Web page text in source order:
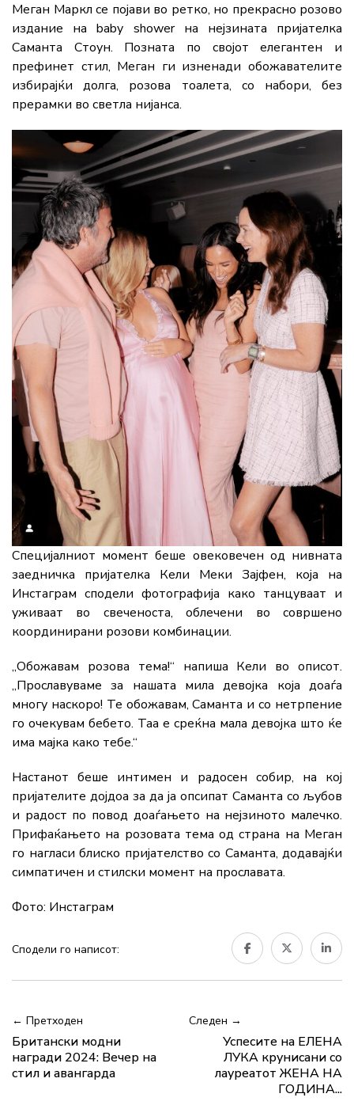
Меган Маркл се појави во ретко, но прекрасно розово
издание на baby shower на нејзината пријателка
Саманта Стоун. Позната по својот елегантен и
префинет стил, Меган ги изненади обожавателите
избирајќи долга, розова тоалета, со набори, без
прерамки во светлa нијанса.
Специјалниот момент беше овековечен од нивната
заедничка пријателка Кели Меки Зајфен, која на
Инстаграм сподели фотографија како танцуваат и
уживаат во свеченоста, облечени во совршено
координирани розови комбинации.
„Обожавам розова тема!“ напиша Кели во описот.
„Прославуваме за нашата мила девојка која доаѓа
многу наскоро! Те обожавам, Саманта и со нетрпение
го очекувам бебето. Таа е среќна мала девојка што ќе
има мајка како тебе.“
Настанот беше интимен и радосен собир, на кој
пријателите дојдоа за да ја опсипат Саманта со љубов
и радост по повод доаѓањето на нејзиното малечко.
Прифаќањето на розовата тема од страна на Меган
го нагласи блиско пријателство со Саманта, додавајќи
симпатичен и стилски момент на прославата.
Фото: Инстаграм
Сподели го написот:
← Претходен
Британски модни
награди 2024: Вечер на
стил и авангарда
Следен →
Успесите на ЕЛЕНА
ЛУКА крунисани со
лауреатот ЖЕНА НА
ГОДИНА...